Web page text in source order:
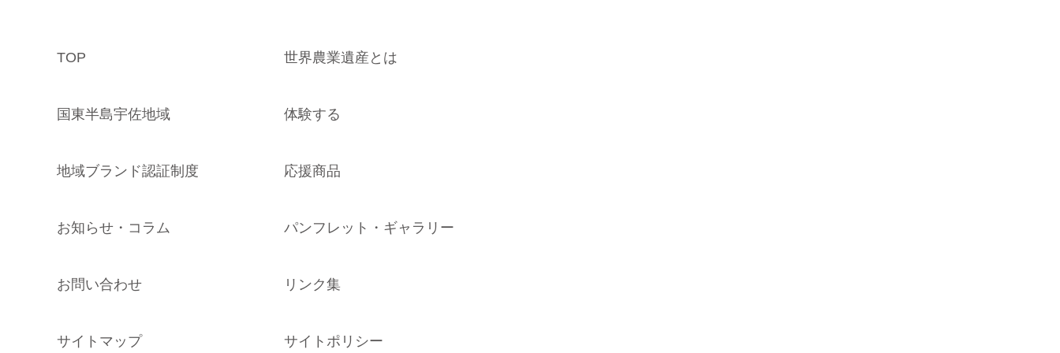
TOP 世界農業遺産とは
国東半島宇佐地域 体験する
地域ブランド認証制度 応援商品
お知らせ・コラム パンフレット・ギャラリー
お問い合わせ リンク集
サイトマップ サイトポリシー